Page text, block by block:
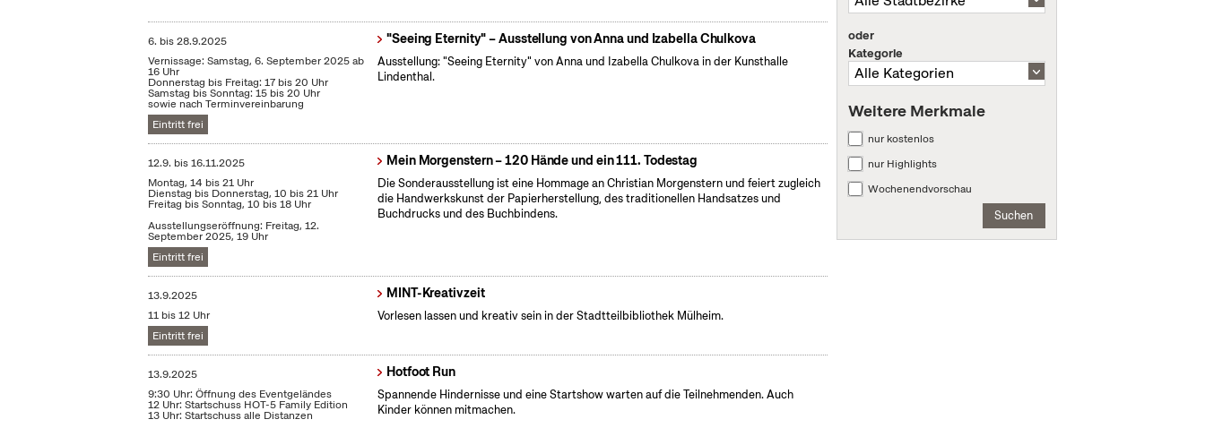
6. bis28.9.2025
Vernissage: Samstag, 6. September 2025 ab
16 Uhr
Donnerstag bis Freitag: 17 bis 20 Uhr
Samstag bis Sonntag: 15 bis 20 Uhr
sowie nach Terminvereinbarung
Eintritt frei
"Seeing Eternity" – Ausstellung von Anna und Izabella Chulkova
Ausstellung: "Seeing Eternity" von Anna und Izabella Chulkova in der Kunsthalle
Lindenthal.
12.9. bis16.11.2025
Montag, 14 bis 21 Uhr
Dienstag bis Donnerstag, 10 bis 21 Uhr
Freitag bis Sonntag, 10 bis 18 Uhr
Ausstellungseröffnung: Freitag, 12.
September 2025, 19 Uhr
Eintritt frei
Mein Morgenstern – 120 Hände und ein 111. Todestag
Die Sonderausstellung ist eine Hommage an Christian Morgenstern und feiert zugleich
die Handwerkskunst der Papierherstellung, des traditionellen Handsatzes und
Buchdrucks und des Buchbindens.
13.9.2025
11 bis 12 Uhr
Eintritt frei
MINT-Kreativzeit
Vorlesen lassen und kreativ sein in der Stadtteilbibliothek Mülheim.
13.9.2025
9:30 Uhr: Öffnung des Eventgeländes
12 Uhr: Startschuss HOT-5 Family Edition
13 Uhr: Startschuss alle Distanzen
Hotfoot Run
Spannende Hindernisse und eine Startshow warten auf die Teilnehmenden. Auch
Kinder können mitmachen.
oder
Kategorie
Weitere Merkmale
nur kostenlos
nur Highlights
Wochenendvorschau
Suchen